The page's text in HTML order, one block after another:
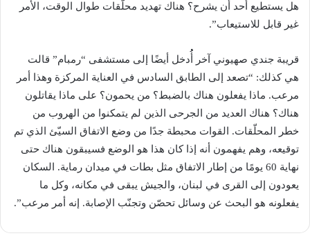
هل يستطيع أحد أن يشرح؟ هناك تهديد محلّقات طوال الوقت، الأمر
غير قابل للاستيعاب”.
قريبة جندي صهيوني آخر أُُدخل أيضًا إلى مستشفى “رمبام” قالت
هي كذلك: “تصعد إلى الطابق السادس في العناية المركزة وهذا أمر
مرعب. ماذا يفعلون هناك بالضبط؟ من يحمون؟ على ماذا يقاتلون
هناك؟ هناك العديد من الجرحى الذين لم يتمكنوا من الهروب من
خطر المحلّقات. القوات محبطة جدًا من وضع الاتفاق السيّئ الذي تم
توقيعه، وهم يفهمون أنه إذا كان هذا هو الوضع فسيبقون هناك حتى
نهاية 60 يومًا من إطار الاتفاق مثل بطات في ميدان رماية. السكان
يعودون إلى القرى في لبنان، والجيش يبقى في مكانه، وكل ما
يفعلونه هو البحث عن وسائل تحصّن وتجنّب الإصابة. إنه أمر مرعب”.